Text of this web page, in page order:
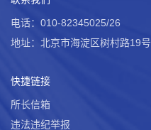
电话：010-82345025/26
地址：北京市海淀区树村路19号
快捷链接
所长信箱
违法违纪举报